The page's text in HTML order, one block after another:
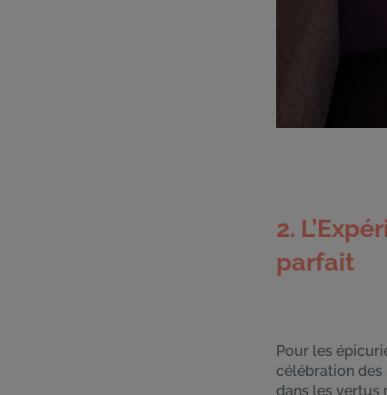
2.
parfait
Pour les
célébration des
dans les vertus